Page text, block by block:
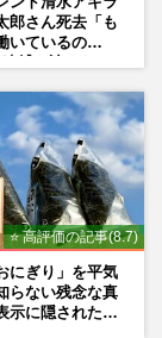
郎さん死去「も
いているの
⭐ 高評価の記事(8.7)
にぎり」を平気
らない残念な真
示に隠された添